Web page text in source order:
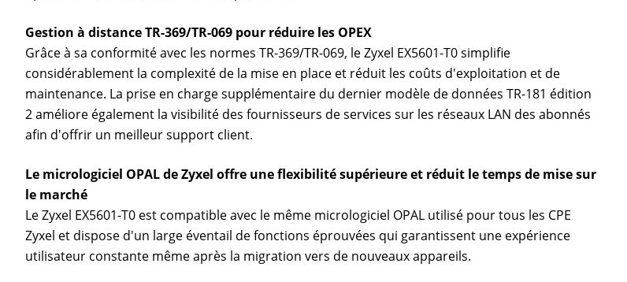
Gestion à distance TR-369/TR-069 pour réduire les OPEX
Grâce à sa conformité avec les normes TR-369/TR-069, le Zyxel EX5601-T0 simplifie
considérablement la complexité de la mise en place et réduit les coûts d'exploitation et de
maintenance. La prise en charge supplémentaire du dernier modèle de données TR-181 édition
2 améliore également la visibilité des fournisseurs de services sur les réseaux LAN des abonnés
afin d'offrir un meilleur support client.
Le micrologiciel OPAL de Zyxel offre une flexibilité supérieure et réduit le temps de mise sur
le marché
Le Zyxel EX5601-T0 est compatible avec le même micrologiciel OPAL utilisé pour tous les CPE
Zyxel et dispose d'un large éventail de fonctions éprouvées qui garantissent une expérience
utilisateur constante même après la migration vers de nouveaux appareils.